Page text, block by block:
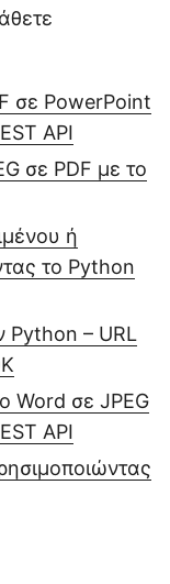
σε PowerPoint
API
σε PDF με το
ή
το Python
Python – URL
Word σε JPEG
API